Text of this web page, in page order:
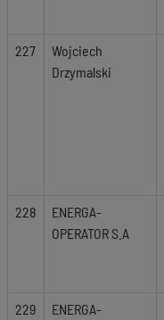
227
Wojciech
Drzymalski
228
ENERGA-
OPERATOR S.A
229
ENERGA-